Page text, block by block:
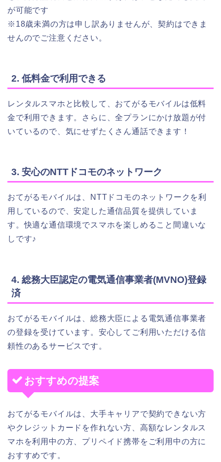
が可能です
※18歳未満の方は申し訳ありませんが、契約はできま
せんのでご注意ください。
2. 低料金で利用できる
レンタルスマホと比較して、おてがるモバイルは低料
金で利用できます。さらに、全プランにかけ放題が付
いているので、気にせずたくさん通話できます！
3. 安心のNTTドコモのネットワーク
おてがるモバイルは、NTTドコモのネットワークを利
用しているので、安定した通信品質を提供していま
す。快適な通信環境でスマホを楽しめること間違いな
しです♪
4. 総務大臣認定の電気通信事業者(MVNO)登録
済
おてがるモバイルは、総務大臣による電気通信事業者
の登録を受けています。安心してご利用いただける信
頼性のあるサービスです。
おすすめの提案
おてがるモバイルは、大手キャリアで契約できない方
やクレジットカードを作れない方、高額なレンタルス
マホを利用中の方、プリペイド携帯をご利用中の方に
おすすめです。